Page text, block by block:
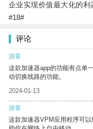
企业实现价值最大化的利
#18#
评论
游客
这款加速器app的功能有点单
动切换线路的功能。
2024-01-13
游客
这款加速器VPM应用程序可